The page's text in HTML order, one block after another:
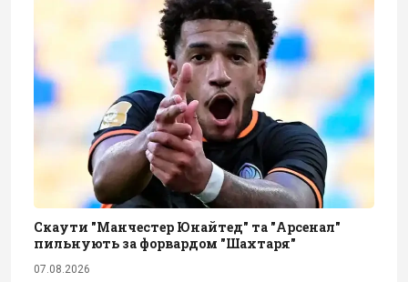
Скаути "Манчестер Юнайтед" та "Арсенал"
пильнують за форвардом "Шахтаря"
07.08.2026